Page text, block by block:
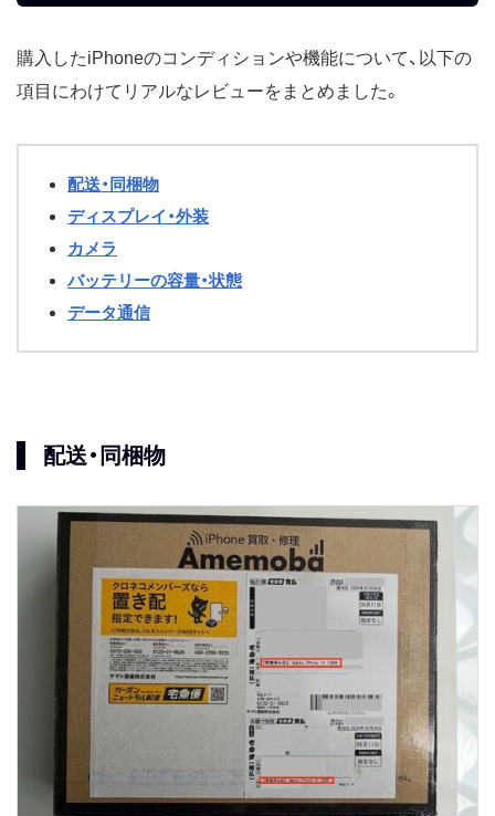
購入したiPhoneのコンディションや機能について、以下の
項目にわけてリアルなレビューをまとめました。
配送・同梱物
ディスプレイ・外装
カメラ
バッテリーの容量・状態
データ通信
配送・同梱物